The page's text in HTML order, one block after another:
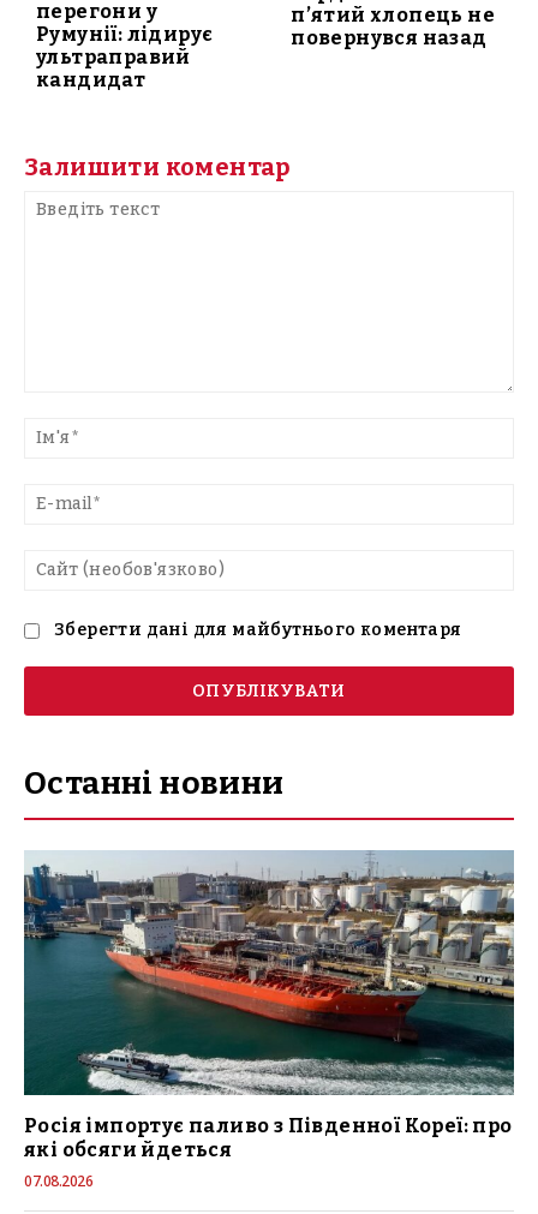
перегони у
Румунії: лідирує
ультраправий
кандидат
п’ятий хлопець не
повернувся назад
Залишити коментар
текст
Зберегти дані для майбутнього коментаря
Останні новини
Росія імпортує паливо з Південної Кореї: про
які обсяги йдеться
07.08.2026